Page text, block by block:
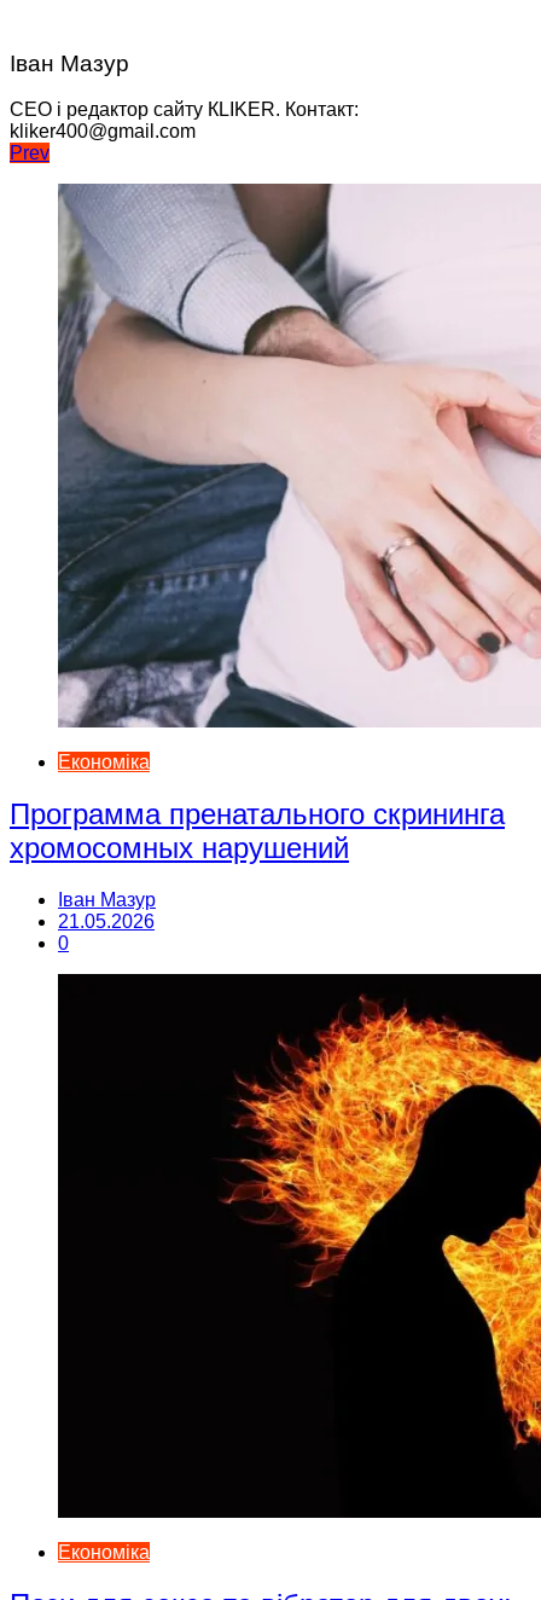
Іван Мазур
CEO і редактор сайту КLIKER. Контакт:
kliker400@gmail.com
Навігація
записів
Prev
Економіка
Программа пренатального скрининга
хромосомных нарушений
Іван Мазур
21.05.2026
0
Економіка